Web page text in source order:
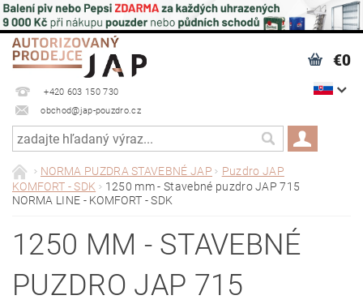
+420 603 150 730
obchod@jap-pouzdro.cz
€0
NORMA PUZDRA STAVEBNÉ JAP
Puzdro JAP
KOMFORT - SDK
1250 mm - Stavebné puzdro JAP 715
NORMA LINE - KOMFORT - SDK
1250 MM - STAVEBNÉ
PUZDRO JAP 715